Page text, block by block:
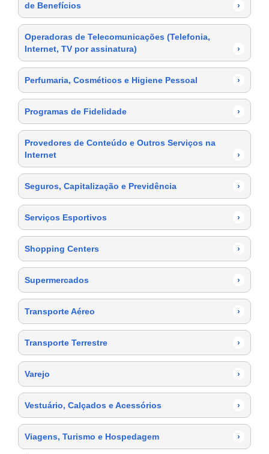
de Benefícios
›
Operadoras de Telecomunicações (Telefonia,
Internet, TV por assinatura)
›
Perfumaria, Cosméticos e Higiene Pessoal ›
Programas de Fidelidade ›
Provedores de Conteúdo e Outros Serviços na
Internet
›
Seguros, Capitalização e Previdência ›
Serviços Esportivos ›
Shopping Centers ›
Supermercados ›
Transporte Aéreo ›
Transporte Terrestre ›
Varejo ›
Vestuário, Calçados e Acessórios ›
Viagens, Turismo e Hospedagem ›